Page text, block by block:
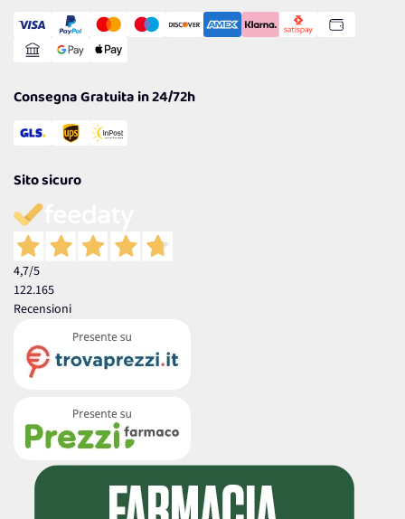
Gestisci Cookie
Reso Facile e Veloce
Consegna Gratuita in 24/72h
Sito sicuro
4,7/5
122.165
Recensioni